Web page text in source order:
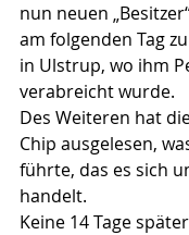
nun neuen
am folgenden Tag
in Ulstrup, wo ihm
verabreicht wurde.
Des Weiteren hat
Chip ausgelesen,
führte, das es sich
handelt.
Keine 14 Tage